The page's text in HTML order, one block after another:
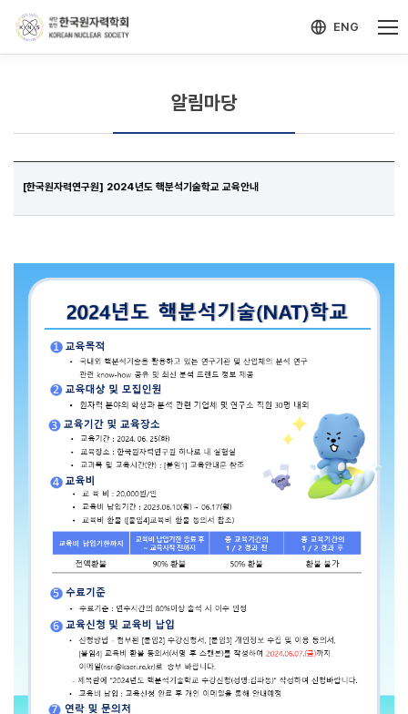
ENG
알림마당
[한국원자력연구원] 2024년도 핵분석기술학교 교육안내